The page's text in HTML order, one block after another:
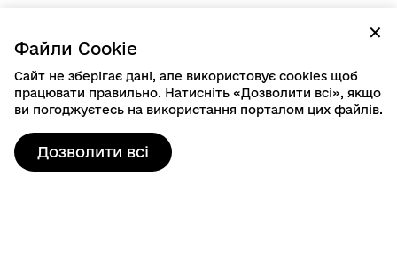
✕
Файли Cookie
Сайт не зберігає дані, але використовує cookies щоб
працювати правильно. Натисніть «Дозволити всі», якщо
ви погоджуєтесь на використання порталом цих файлів.
Дозволити всі